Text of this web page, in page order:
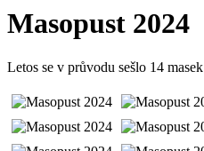
Masopust 2024
Letos se v průvodu sešlo 14 masek